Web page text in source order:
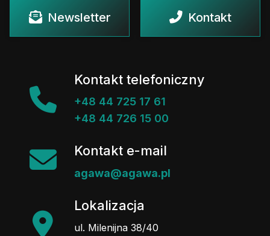
Newsletter Kontakt
Kontakt telefoniczny
+48 44 725 17 61
+48 44 726 15 00
Kontakt e-mail
agawa@agawa.pl
Lokalizacja
ul. Milenijna 38/40